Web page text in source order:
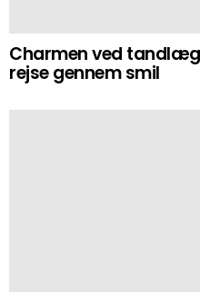
Charmen ved
rejse gennem smil